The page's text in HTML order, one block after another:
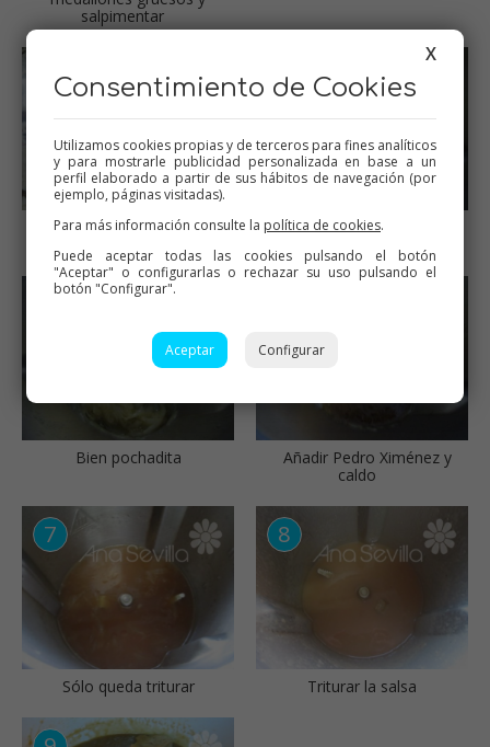
salpimentar
Reservar
Pochar la cebolla cortada
en pluma con la harina
Bien pochadita
Añadir Pedro Ximénez y
caldo
Sólo queda triturar Triturar la salsa
X
Consentimiento de Cookies
Utilizamos cookies propias y de terceros para fines analíticos
y para mostrarle publicidad personalizada en base a un
perfil elaborado a partir de sus hábitos de navegación (por
ejemplo, páginas visitadas).
Para más información consulte la política de cookies.
Puede aceptar todas las cookies pulsando el botón
"Aceptar" o configurarlas o rechazar su uso pulsando el
botón "Configurar".
Aceptar Configurar